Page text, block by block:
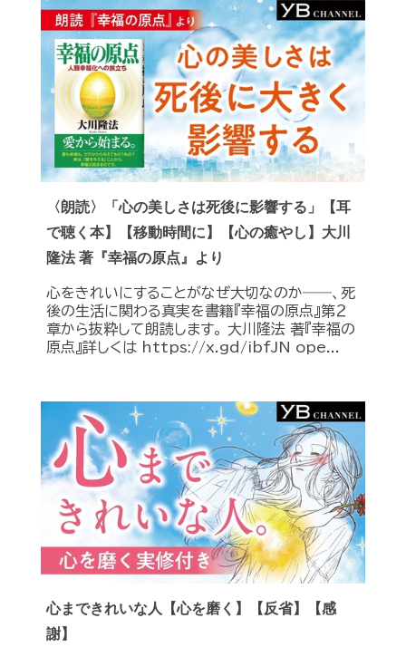
〈朗読〉「心の美しさは死後に影響する」【耳
で聴く本】【移動時間に】【心の癒やし】大川
隆法 著『幸福の原点』より
心をきれいにすることがなぜ大切なのか――、死
後の生活に関わる真実を書籍『幸福の原点』第２
章から抜粋して朗読します。 大川隆法 著『幸福の
原点』詳しくは https://x.gd/ibfJN ope...
心まできれいな人【心を磨く】【反省】【感
謝】